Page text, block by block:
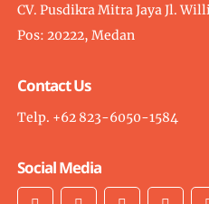
CV. Pusdikra Mitra Jaya Jl.
Pos: 20222, Medan
Contact Us
Telp. +62 823-6050-1584
Social Media